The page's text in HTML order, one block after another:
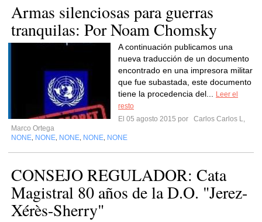
Armas silenciosas para guerras
tranquilas: Por Noam Chomsky
A continuación publicamos una
nueva traducción de un documento
encontrado en una impresora militar
que fue subastada, este documento
tiene la procedencia del...
Leer el
resto
El 05 agosto 2015 por
Carlos Carlos L,
Marco Ortega
NONE NONE NONE NONE NONE
CONSEJO REGULADOR: Cata
Magistral 80 años de la D.O. "Jerez-
Xérès-Sherry"